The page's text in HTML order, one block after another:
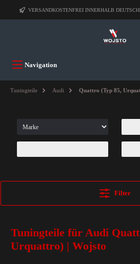
VERSANDKOSTENFREI INNERHALB
Navigation
Tuningteile Audi Quattro (Typ 85,
Filter
Tuningteile für Audi
Urquattro) | Wojsto